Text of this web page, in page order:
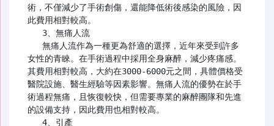
術，不僅減少了手術創傷，還能降低術後感染的風險，因
此費用相對較高。
女性的青睞。在手術過程中採用全身麻醉，減少疼痛感。
其費用相對較高，大約在3000-6000元之間，具體價格受
醫院設施、醫生經驗等因素影響。無痛人流的優勢在於手
術過程無痛，且恢復較快，但需要專業的麻醉團隊和先進
的設備支持，因此費用也相對較高。